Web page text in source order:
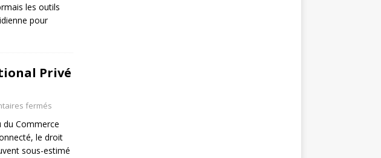
les outils
pour
Privé
fermés
du Commerce
le droit
sous-estimé